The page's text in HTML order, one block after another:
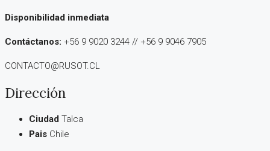
Disponibilidad inmediata
Contáctanos: +56 9 9020 3244 // +56 9 9046 7905
CONTACTO@RUSOT.CL
Dirección
Ciudad Talca
Pais Chile